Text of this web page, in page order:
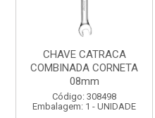
CHAVE CATRACA
COMBINADA CORNETA
08mm
Código: 308498
Embalagem: 1 - UNIDADE